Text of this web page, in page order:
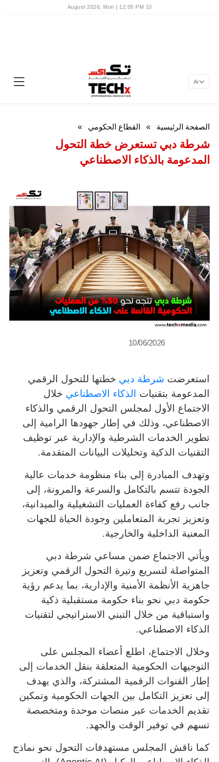
10 August 2026, Mon | 12:05 PM
Ar
الصفحة الرئيسية » القطاع الحكومي »
شرطة دبي تستعرض خطة التحول
المدعومة بالذكاء الاصطناعي
10/06/2026
استعرضت شرطة دبي خطتها للتحول الرقمي
المدعومة بتقنيات
الذكاء الاصطناعي خلال
الاجتماع الأول لمجلس التحول الرقمي والذكاء
الاصطناعي، وذلك في إطار جهودها الرامية إلى
تطوير الخدمات الشرطية والإدارية عبر توظيف
التقنيات الذكية وتحليلات البيانات المتقدمة.
وتهدف المبادرة إلى بناء منظومة خدمات عالية
الجودة تتسم بالتكامل والسرعة والمرونة، إلى
جانب رفع كفاءة العمليات التشغيلية والميدانية،
وتعزيز تجربة المتعاملين وجودة الحياة للجهات
المعنية الداخلية والخارجية.
ويأتي الاجتماع ضمن مساعي شرطة دبي
المتواصلة لتسريع وتيرة التحول الرقمي وتعزيز
جاهزية الأنظمة الأمنية والإدارية، بما يدعم رؤية
حكومة دبي نحو بناء حكومة مستقبلية ذكية
واستباقية من خلال التبني الاستراتيجي لتقنيات
الذكاء الاصطناعي.
وخلال الاجتماع، اطلع أعضاء المجلس على
التوجيهات الحكومية المتعلقة بنقل الخدمات إلى
إطار القنوات الرقمية المشتركة، والذي يهدف
إلى تعزيز التكامل بين الجهات الحكومية وتمكين
تقديم الخدمات عبر منصات موحدة ومتخصصة
تسهم في توفير الوقت والجهد.
كما ناقش المجلس مستهدفات التحول نحو نماذج